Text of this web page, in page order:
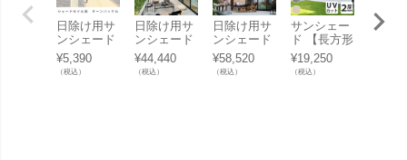
日除け用サ
ンシェード
取付金具
「シェード
セイル オプ
¥5,390
（税込）
日除け用サ
ンシェード
「テンデ（t
ende） タ
ープ トライ
¥44,440
（税込）
日除け用サ
ンシェード
「テンデ（t
ende） タ
ープ レクタ
¥58,520
（税込）
サンシェー
ド 【長方形
3×5m】
「ネスリン
グ（NESLI
¥19,250
（税込）
【受